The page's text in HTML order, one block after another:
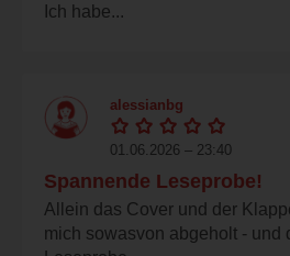
Ich habe...
alessianbg
01.06.2026 – 23:40
Spannende Leseprobe!
Allein das Cover und der
mich sowasvon abgeholt - und